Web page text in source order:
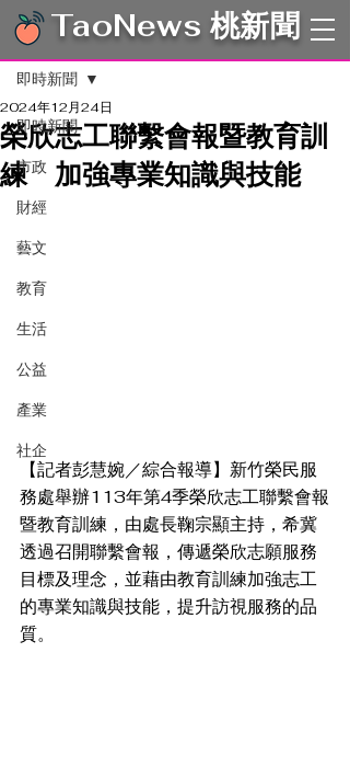
TaoNews 桃新聞
文章
即時新聞
市政
財經
藝文
教育
生活
公益
產業
社企
即時新聞
榮欣志工聯繫會報暨教育訓
練 加強專業知識與技能
2024年12月24日
【記者彭慧婉／綜合報導】新竹榮民服
務處舉辦113年第4季榮欣志工聯繫會報
暨教育訓練，由處長鞠宗顯主持，希冀
透過召開聯繫會報，傳遞榮欣志願服務
目標及理念，並藉由教育訓練加強志工
的專業知識與技能，提升訪視服務的品
質。